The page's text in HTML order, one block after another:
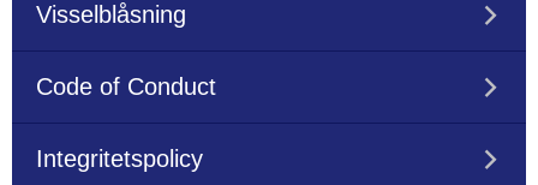
Visselblåsning
Code of Conduct
Integritetspolicy